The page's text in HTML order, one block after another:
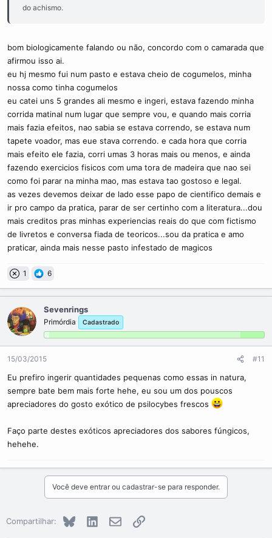
do achismo.
bom biologicamente falando ou não, concordo com o camarada que
afirmou isso ai.
eu hj mesmo fui num pasto e estava cheio de cogumelos, minha
nossa como tinha cogumelos
eu catei uns 5 grandes ali mesmo e ingeri, estava fazendo minha
corrida matinal num lugar que sempre vou, e quando mais corria
mais fazia efeitos, nao sabia se estava correndo, se estava num
tapete voador, mas eue stava correndo. e cada hora que corria
mais efeito ele fazia, corri umas 3 horas mais ou menos, e ainda
fazendo exercicios fisicos com uma tora de madeira que nao sei
como foi parar na minha mao, mas estava tao gostoso e legal.
as vezes devemos deixar de lado esse papo de cientifico demais e
ir pro campo da pratica, parar de ser certinho com a literatura...dou
mais creditos pras minhas experiencias reais do que com fictismo
de livretos e conversa fiada de teoricos...sou da pratica e amo
praticar, ainda mais nesse pasto infestado de magicos
1 6
Sevenrings
Primórdia Cadastrado
15/03/2015 #11
Eu prefiro ingerir quantidades pequenas como essas in natura,
sempre bate bem mais forte hehe, eu sou um dos pouscos
apreciadores do gosto exótico de psilocybes frescos
Faço parte destes exóticos apreciadores dos sabores fúngicos,
hehehe.
Você deve entrar ou cadastrar-se para responder.
Compartilhar: BlueskyLinkedInE-mailLink